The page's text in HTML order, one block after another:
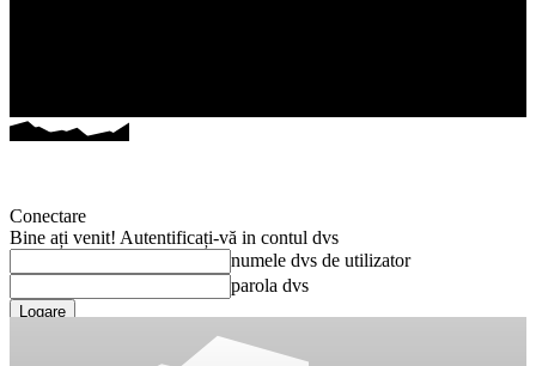
Conectare
Bine ați venit! Autentificați-vă in contul dvs
numele dvs de utilizator
parola dvs
Ați uitat parola? obține ajutor